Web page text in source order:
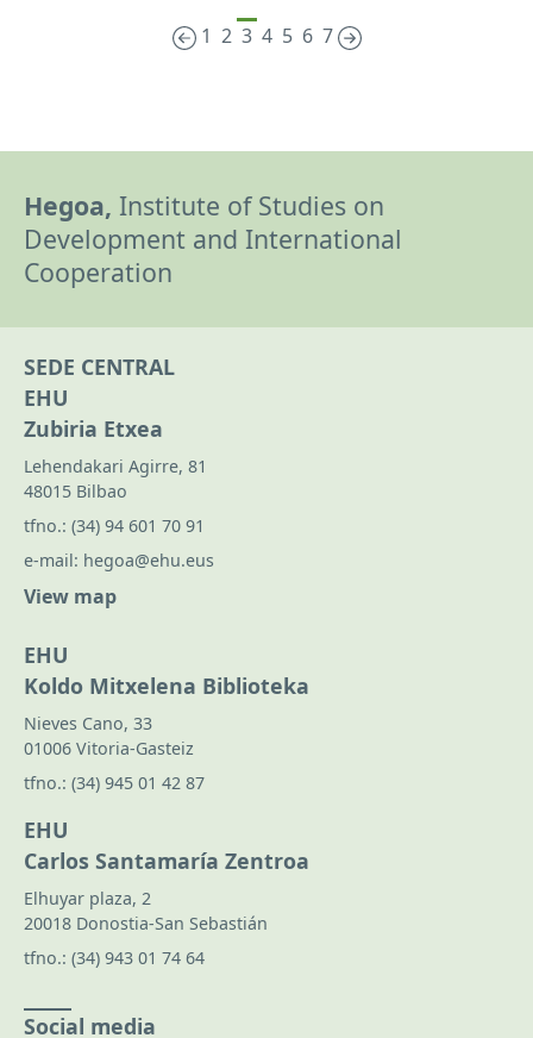
1 2 3 4 5 6 7
Hegoa, Institute of Studies on
Development and International
Cooperation
SEDE CENTRAL
EHU
Zubiria Etxea
Lehendakari Agirre, 81
48015 Bilbao
tfno.: (34) 94 601 70 91
e-mail: hegoa@ehu.eus
View map
EHU
Koldo Mitxelena Biblioteka
Nieves Cano, 33
01006 Vitoria-Gasteiz
tfno.: (34) 945 01 42 87
EHU
Carlos Santamaría Zentroa
Elhuyar plaza, 2
20018 Donostia-San Sebastián
tfno.: (34) 943 01 74 64
Social media